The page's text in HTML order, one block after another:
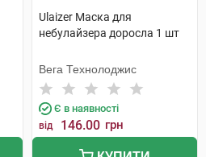
Ulaizer Маска для
небулайзера доросла 1 шт
Вега Технолоджис
Є в наявності
від 146.00 грн